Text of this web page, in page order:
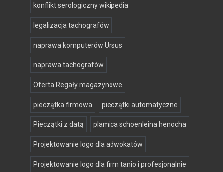
konflikt serologiczny wikipedia
legalizacja tachografów
naprawa komputerów Ursus
naprawa tachografów
Oferta Regały magazynowe
pieczątka firmowa pieczątki automatyczne
Pieczątki z datą plamica schoenleina henocha
Projektowanie logo dla adwokatów
Projektowanie logo dla firm tanio i profesjonalnie